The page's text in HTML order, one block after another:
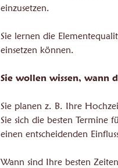
einzusetzen.
Sie lernen die
einsetzen können.
Sie wollen wissen, wann
Sie planen z. B. Ihre
Sie sich die besten Termine
einen entscheidenden
Wann sind Ihre besten